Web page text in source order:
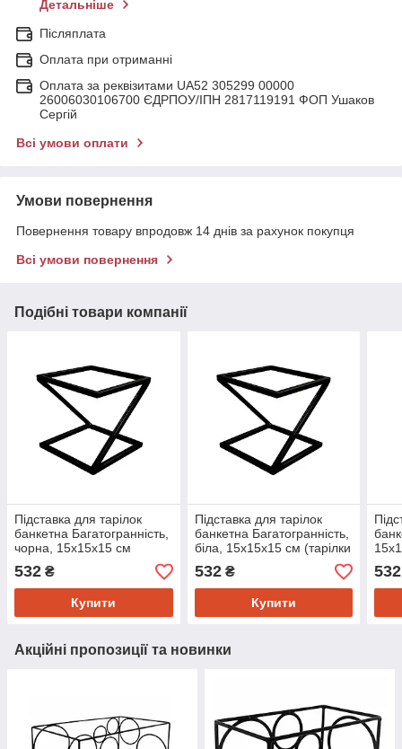
Детальніше
Післяплата
Оплата при отриманні
Оплата за реквізитами UA52 305299 00000
26006030106700 ЄДРПОУ/ІПН 2817119191 ФОП Ушаков
Сергій
Всі умови оплати
Умови повернення
Повернення товару впродовж 14 днів за рахунок покупця
Всі умови повернення
Подібні товари компанії
Підставка для тарілок
банкетна Багатогранність,
чорна, 15х15х15 см
(тарілки не входять)
532 ₴
Купити
Підставка для тарілок
банкетна Багатогранність,
біла, 15х15х15 см (тарілки
не входять)
532₴
Купити
532
Акційні пропозиції та новинки